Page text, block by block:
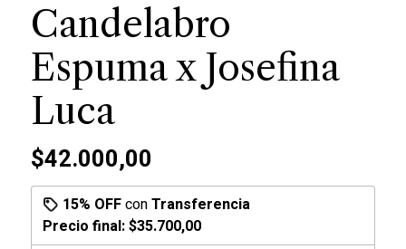
Candelabro
Espuma x Josefina
Luca
$42.000,00
15% OFFconTransferencia
Precio final:$35.700,00